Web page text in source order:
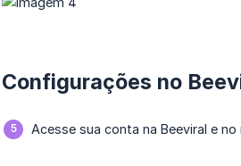
Configurações no
Acesse sua conta na Beeviral e